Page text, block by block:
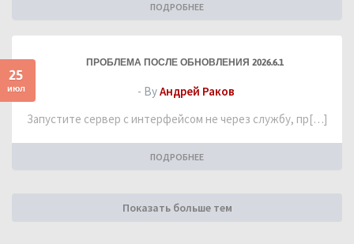
ПОДРОБНЕЕ
25
июл
ПРОБЛЕМА ПОСЛЕ ОБНОВЛЕНИЯ 2026.6.1
- ByАндрей Раков
Запустите сервер с интерфейсом не через службу, пр[…]
ПОДРОБНЕЕ
Показать больше тем